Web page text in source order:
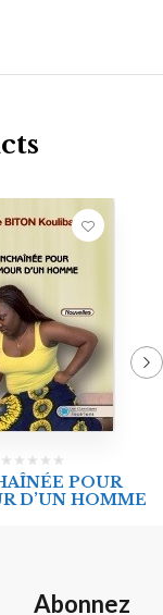
POUR
D’UN HOMME
Abonnez